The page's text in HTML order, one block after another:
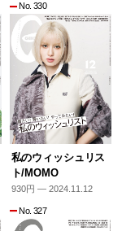
No. 330
私のウィッシュリス
ト/MOMO
930円 — 2024.11.12
No. 327